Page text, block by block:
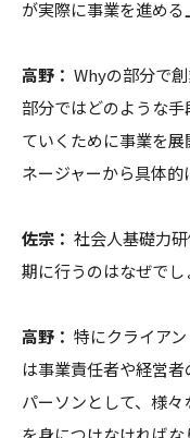
が実際に事業を進める
高野： Whyの部分で
部分ではどのような
ていくために事業を
ネージャーから具体的
佐宗： 社会人基礎力
期に行うのはなぜでし
高野： 特にクライア
は事業責任者や経営
パーソンとして、様